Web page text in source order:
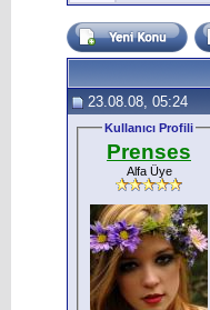
23.08.08, 05:24
Kullanıcı Profili
Prenses
Alfa Üye